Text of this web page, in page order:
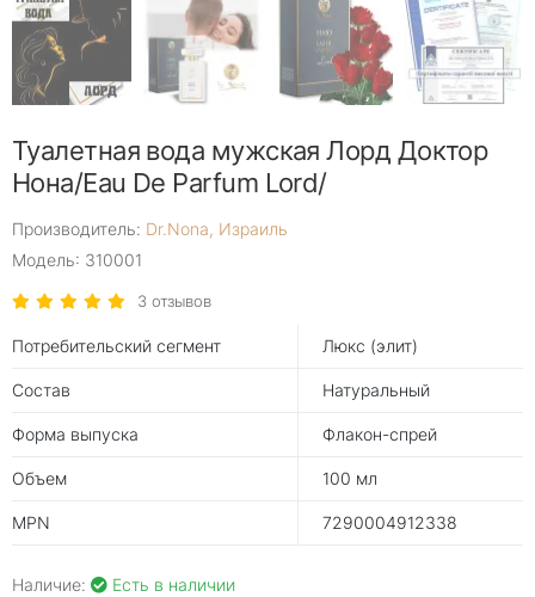
Туалетная вода мужская Лорд Доктор
Нона/Eau De Parfum Lord/
Производитель: Dr.Nona, Израиль
Модель: 310001
3 отзывов
Потребительский сегмент Люкс (элит)
Состав Натуральный
Форма выпуска Флакон-спрей
Объем 100 мл
MPN 7290004912338
Наличие: Есть в наличии